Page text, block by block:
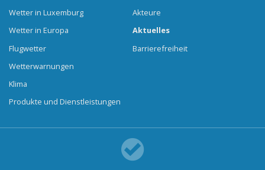
Wetter in Luxemburg
Wetter in Europa
Flugwetter
Wetterwarnungen
Klima
Produkte und Dienstleistungen
Akteure
Aktuelles
Barrierefreiheit